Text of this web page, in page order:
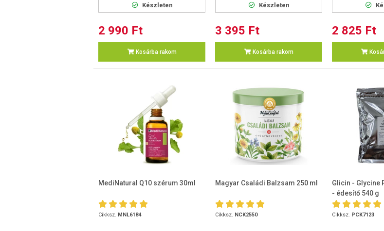
Készleten
2 990 Ft
Kosárba rakom
Készleten
3 395 Ft
Kosárba rakom
2 825 Ft
MediNatural Q10 szérum 30ml
Cikksz. MNL6184
Magyar Családi Balzsam 250 ml
Cikksz. NCK2550
Glicin - Glycine
- édesítő 540 g
Cikksz. PCK7123